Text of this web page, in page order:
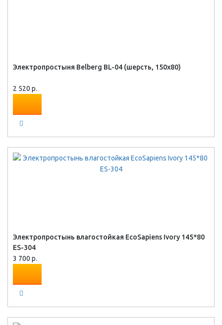
Электропростыня Belberg BL-04 (шерсть, 150x80)
2 520 р.
Электропростынь влагостойкая EcoSapiens Ivory 145*80
ES-304
3 700 р.